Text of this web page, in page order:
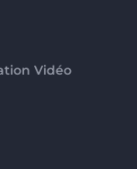
Vidéo